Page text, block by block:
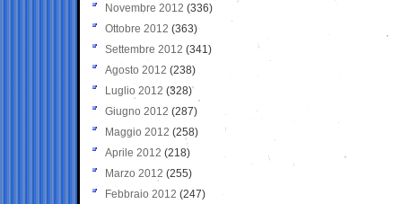
Novembre 2012 (336)
Ottobre 2012 (363)
Settembre 2012 (341)
Agosto 2012 (238)
Luglio 2012 (328)
Giugno 2012 (287)
Maggio 2012 (258)
Aprile 2012 (218)
Marzo 2012 (255)
Febbraio 2012 (247)